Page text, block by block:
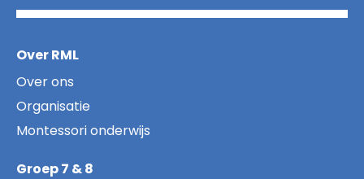
Over RML
Over ons
Organisatie
Montessori onderwijs
Groep 7 & 8